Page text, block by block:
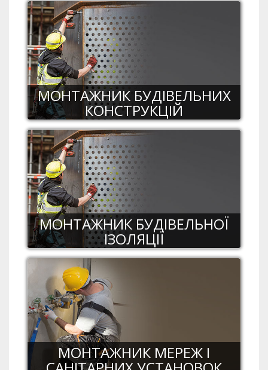
МОНТАЖНИК БУДІВЕЛЬНИХ
КОНСТРУКЦІЙ
МОНТАЖНИК БУДІВЕЛЬНОЇ
ІЗОЛЯЦІЇ
МОНТАЖНИК МЕРЕЖ І